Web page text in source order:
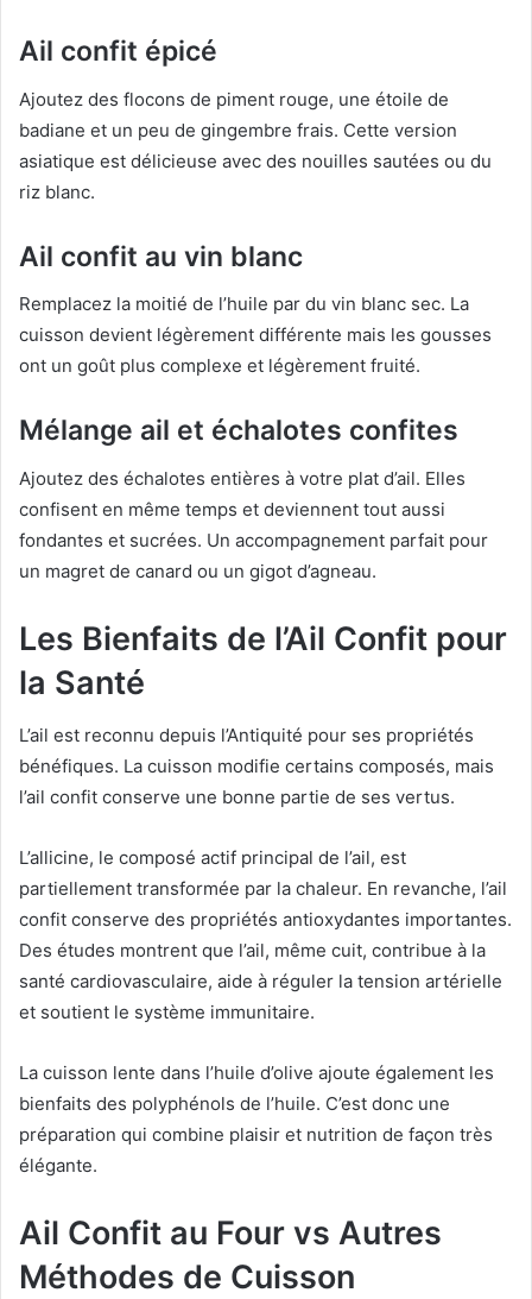
Ail confit épicé
Ajoutez des flocons de piment rouge, une étoile de
badiane et un peu de gingembre frais. Cette version
asiatique est délicieuse avec des nouilles sautées ou du
riz blanc.
Ail confit au vin blanc
Remplacez la moitié de l’huile par du vin blanc sec. La
cuisson devient légèrement différente mais les gousses
ont un goût plus complexe et légèrement fruité.
Mélange ail et échalotes confites
Ajoutez des échalotes entières à votre plat d’ail. Elles
confisent en même temps et deviennent tout aussi
fondantes et sucrées. Un accompagnement parfait pour
un magret de canard ou un gigot d’agneau.
Les Bienfaits de l’Ail Confit pour
la Santé
L’ail est reconnu depuis l’Antiquité pour ses propriétés
bénéfiques. La cuisson modifie certains composés, mais
l’ail confit conserve une bonne partie de ses vertus.
L’allicine, le composé actif principal de l’ail, est
partiellement transformée par la chaleur. En revanche, l’ail
confit conserve des propriétés antioxydantes importantes.
Des études montrent que l’ail, même cuit, contribue à la
santé cardiovasculaire, aide à réguler la tension artérielle
et soutient le système immunitaire.
La cuisson lente dans l’huile d’olive ajoute également les
bienfaits des polyphénols de l’huile. C’est donc une
préparation qui combine plaisir et nutrition de façon très
élégante.
Ail Confit au Four vs Autres
Méthodes de Cuisson